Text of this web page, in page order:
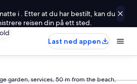
i . Etter at du har bestilt, kan du
reisen din på ett sted.
Last ned appen
garden, services, 50 m from the beach,